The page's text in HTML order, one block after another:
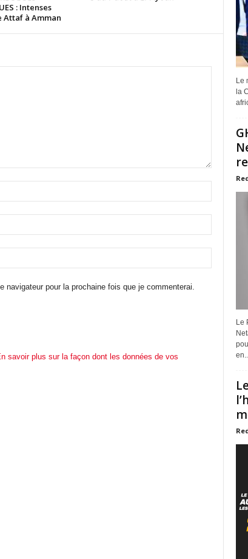
: Intenses
Attaf à Amman
navigateur pour la prochaine fois que je commenterai.
savoir plus sur la façon dont les données de vos
Le
la
Le